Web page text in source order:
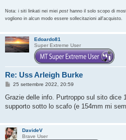
Nota: i siti linkati nei miei post hanno il solo scopo di
vogliono in alcun modo essere sollecitazioni all'acquisto.
Edoardo81
Super Extreme User
Re: Uss Arleigh Burke
M
s
a
o
25 settembre 2022, 20:59
Grazie delle info. Purtroppo sul sito dice
supporto sotto lo scafo (e 154mm mi
DavideV
Brave User